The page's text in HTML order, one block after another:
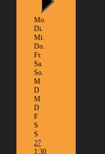
Mo.
Di.
Mi.
Do.
Fr.
Sa.
So.
M
D
M
D
F
S
S
27
1:30